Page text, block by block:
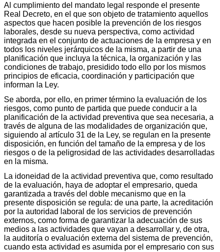
Al cumplimiento del mandato legal responde el presente
Real Decreto, en el que son objeto de tratamiento aquellos
aspectos que hacen posible la prevención de los riesgos
laborales, desde su nueva perspectiva, como actividad
integrada en el conjunto de actuaciones de la empresa y en
todos los niveles jerárquicos de la misma, a partir de una
planificación que incluya la técnica, la organización y las
condiciones de trabajo, presidido todo ello por los mismos
principios de eficacia, coordinación y participación que
informan la Ley.
Se aborda, por ello, en primer término la evaluación de los
riesgos, como punto de partida que puede conducir a la
planificación de la actividad preventiva que sea necesaria, a
través de alguna de las modalidades de organización que,
siguiendo al artículo 31 de la Ley, se regulan en la presente
disposición, en función del tamaño de la empresa y de los
riesgos o de la peligrosidad de las actividades desarrolladas
en la misma.
La idoneidad de la actividad preventiva que, como resultado
de la evaluación, haya de adoptar el empresario, queda
garantizada a través del doble mecanismo que en la
presente disposición se regula: de una parte, la acreditación
por la autoridad laboral de los servicios de prevención
externos, como forma de garantizar la adecuación de sus
medios a las actividades que vayan a desarrollar y, de otra,
la auditoría o evaluación externa del sistema de prevención,
cuando esta actividad es asumida por el empresario con sus